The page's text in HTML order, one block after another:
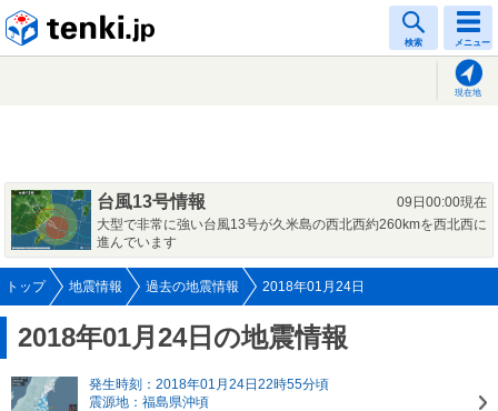
検索 メニュー
現在地
台風13号情報
09日00:00現在
大型で非常に強い台風13号が久米島の西北西約260kmを西北西に
進んでいます
トップ 地震情報 過去の地震情報 2018年01月24日
2018年01月24日の地震情報
発生時刻：2018年01月24日22時55分頃
震源地：福島県沖頃